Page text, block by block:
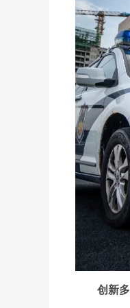
创新